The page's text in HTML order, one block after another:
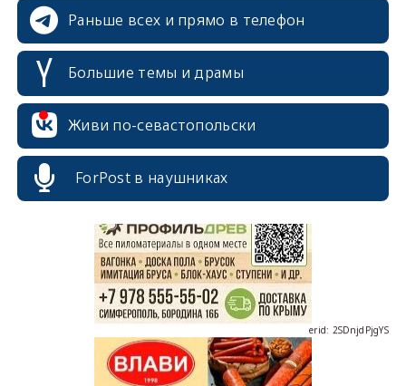
Раньше всех и прямо в телефон
Большие темы и драмы
Живи по-севастопольски
ForPost в наушниках
erid: 2SDnjdPjgYS